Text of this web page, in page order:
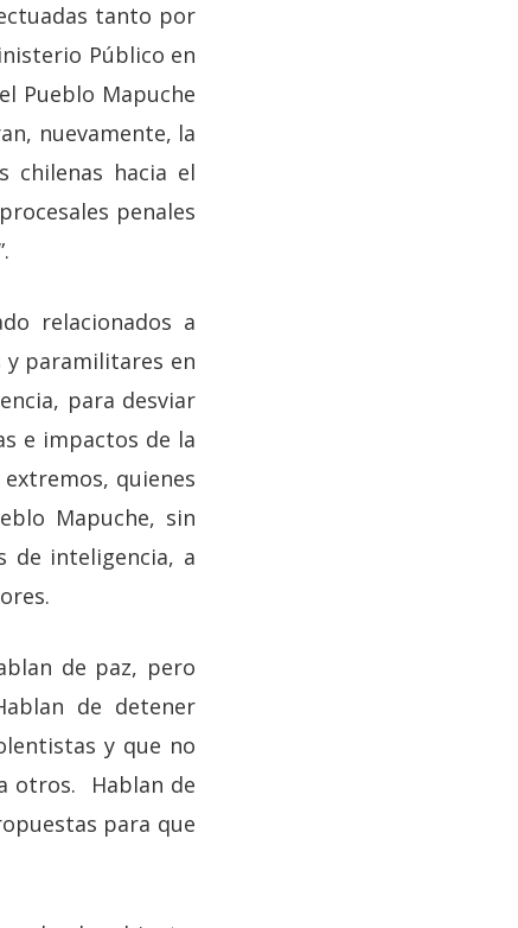
tanto por
Público en
Pueblo Mapuche
nuevamente, la
chilenas hacia el
penales
relacionados a
y paramilitares en
para desviar
e impactos de la
quienes
Mapuche, sin
de inteligencia, a
de paz, pero
de detener
y que no
otros. Hablan de
para que